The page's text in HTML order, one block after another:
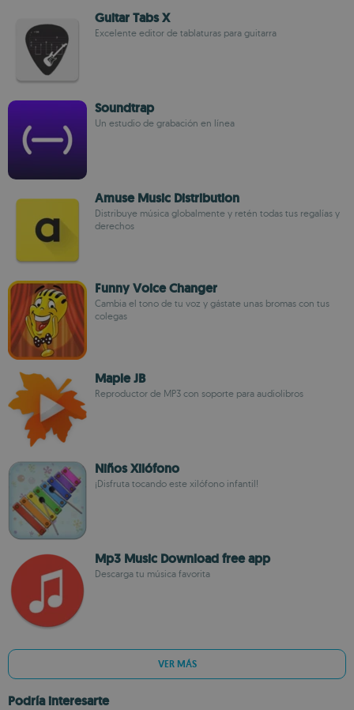
Guitar Tabs X
Excelente editor de tablaturas para guitarra
Soundtrap
Un estudio de grabación en línea
Amuse Music Distribution
Distribuye música globalmente y retén todas tus regalías y
derechos
Funny Voice Changer
Cambia el tono de tu voz y gástate unas bromas con tus
colegas
Maple JB
Reproductor de MP3 con soporte para audiolibros
Niños Xilófono
¡Disfruta tocando este xilófono infantil!
Mp3 Music Download free app
Descarga tu música favorita
VER MÁS
Podría interesarte